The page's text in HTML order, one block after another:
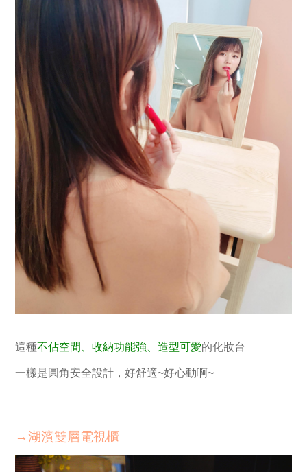
這種不佔空間、收納功能強、造型可愛的化妝台
一樣是圓角安全設計，好舒適~好心動啊~
→湖濱雙層電視櫃